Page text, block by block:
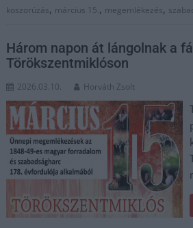
koszorúzás, március 15., megemlékezés,
Három napon át lángolnak a
Törökszentmiklóson
2026.03.10. Horváth Zsolt